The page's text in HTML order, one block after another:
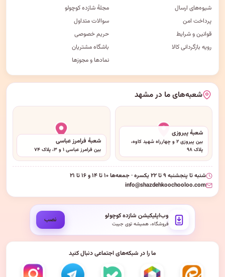
شیوه‌های ارسال
پرداخت امن
قوانین و شرایط
رویه بازگردانی کالا
مجلهٔ شازده کوچولو
سوالات متداول
حریم خصوصی
باشگاه مشتریان
نمادها و مجوزها
شعبه‌های ما در مشهد
شعبهٔ پیروزی
بین پیروزی ۲ و چهارراه شهید کاوه،
پلاک ۹۸
شعبهٔ فرامرز عباسی
بین فرامرز عباسی ۱ و ۳، پلاک ۷۴
شنبه تا پنجشنبه ۹ تا ۲۲ یکسره · جمعه‌ها ۱۰ تا ۱۴ و ۱۶ تا ۲۱
info@shazdehkoochooloo.com
وب‌اپلیکیشن شازده کوچولو
فروشگاه، همیشه توی جیبت نصب
ما را در شبکه‌های اجتماعی دنبال کنید